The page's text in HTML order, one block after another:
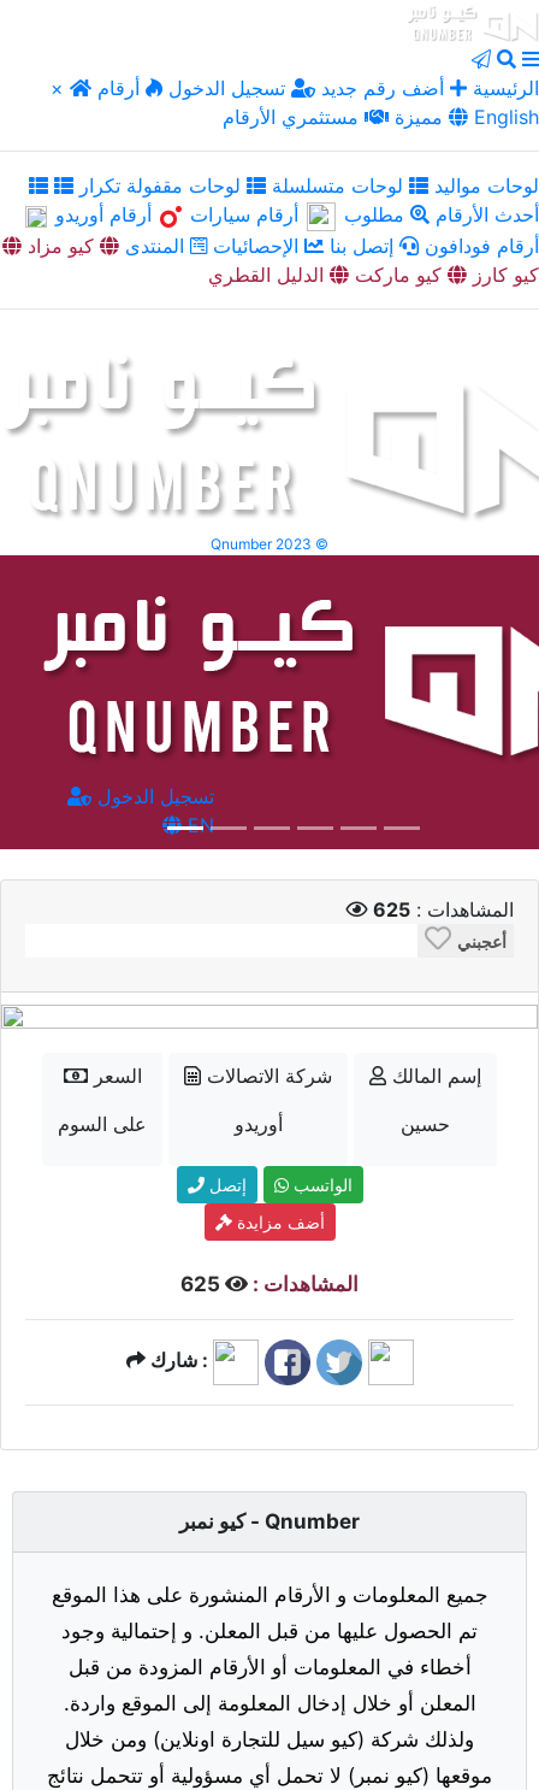
× الرئيسية أضف رقم جديد تسجيل الدخول
أرقام
مميزة
مستثمري الأرقام English
لوحات مواليد لوحات متسلسلة
لوحات مقفولة تكرار
أحدث الأرقام
مطلوب أرقام سيارات
أرقام أوريدو
أرقام فودافون
إتصل بنا الإحصائيات المنتدى
كيو مزاد
كيو كارز
كيو ماركت الدليل القطري
Qnumber 2023 ©
تسجيل الدخول
EN
المشاهدات : 625
أعجبني
السعر
على السوم
شركة الاتصالات
أوريدو
إسم المالك
حسين
إتصل
الواتسب
أضف مزايدة
المشاهدات :
شارك :
كيو نمبر - Qnumber
جميع المعلومات و الأرقام المنشورة على هذا الموقع
تم الحصول عليها من قبل المعلن. و إحتمالية وجود
أخطاء في المعلومات أو الأرقام المزودة من قبل
المعلن أو خلال إدخال المعلومة إلى الموقع واردة.
ولذلك شركة (كيو سيل للتجارة اونلاين) ومن خلال
موقعها (كيو نمبر) لا تحمل أي مسؤولية أو تتحمل نتائج